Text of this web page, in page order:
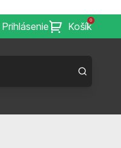
Prihlásenie
0
Košík